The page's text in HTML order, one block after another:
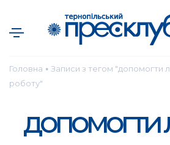
Головна ● Записи з тегом "допомогти
роботу"